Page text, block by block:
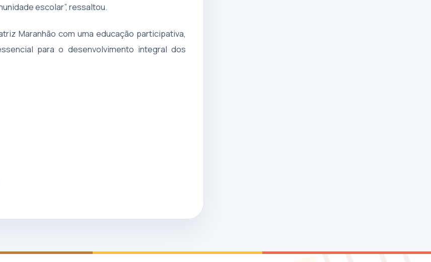
escolar”, ressaltou.
Maranhão com uma educação participativa,
para o desenvolvimento integral dos